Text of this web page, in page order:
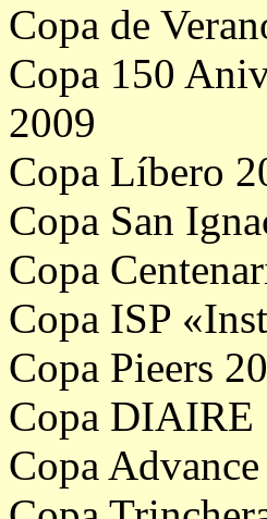
Copa de
Copa 150
2009
Copa Líbero
Copa San
Copa
Copa ISP
Copa Pieers
Copa DIAIRE
Copa